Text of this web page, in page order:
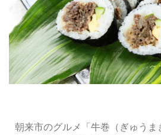
朝来市のグルメ「牛巻（ぎゅう